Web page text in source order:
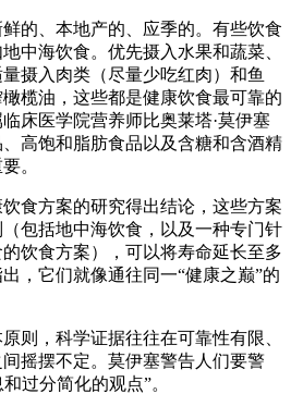
的、本地产的、应季的。有些饮食
中海饮食。优先摄入水果和蔬菜、
摄入肉类（尽量少吃红肉）和鱼
榄油，这些都是健康饮食最可靠的
床医学院营养师比奥莱塔·莫伊塞
高饱和脂肪食品以及含糖和含酒精
。
食方案的研究得出结论，这些方案
包括地中海饮食，以及一种专门针
饮食方案），可以将寿命延长至多
，它们就像通往同一“健康之巅”的
则，科学证据往往在可靠性有限、
摇摆不定。莫伊塞警告人们要警
过分简化的观点”。